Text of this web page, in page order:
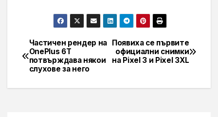
Навигация
Появиха се първите
официални снимки
на Pixel 3 и Pixel 3XL
Частичен рендер на
OnePlus 6T
потвърждава някои
слухове за него